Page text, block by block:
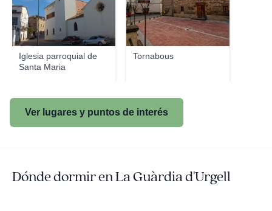
Iglesia parroquial de
Santa Maria
Tornabous
Ver lugares y puntos de interés
Dónde dormir en La Guàrdia d'Urgell